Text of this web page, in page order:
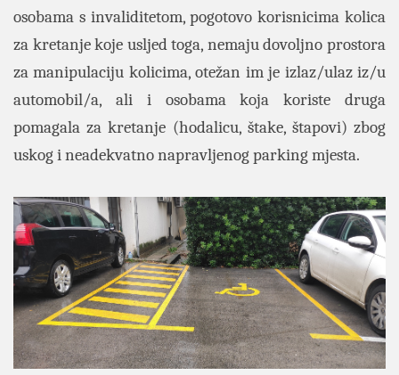
osobama s invaliditetom, pogotovo korisnicima kolica
za kretanje koje usljed toga, nemaju dovoljno prostora
za manipulaciju kolicima, otežan im je izlaz/ulaz iz/u
automobil/a, ali i osobama koja koriste druga
pomagala za kretanje (hodalicu, štake, štapovi) zbog
uskog i neadekvatno napravljenog parking mjesta.